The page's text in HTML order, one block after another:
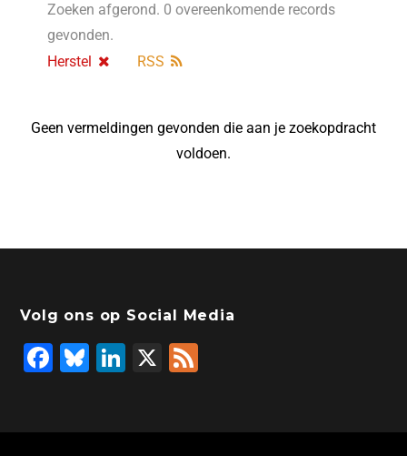
Zoeken afgerond. 0 overeenkomende records
gevonden.
Herstel
RSS
Geen vermeldingen gevonden die aan je zoekopdracht
voldoen.
Volg ons op Social Media
F
Bl
Li
X